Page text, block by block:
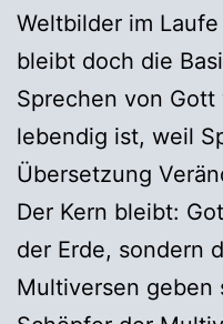
Weltbilder im
bleibt doch die
Sprechen von
lebendig ist, weil
Übersetzung
Der Kern bleibt:
der Erde, sondern
Multiversen geben